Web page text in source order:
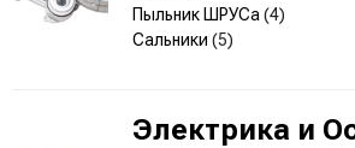
Пыльник ШРУСа (4)
Сальники (5)
Электрика и